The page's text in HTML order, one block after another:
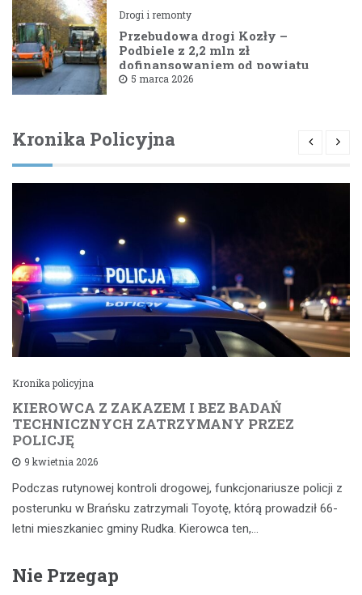
Drogi i remonty
Przebudowa drogi Kozły –
Podbiele z 2,2 mln zł
dofinansowaniem od powiatu
bielskiego
5 marca 2026
Kronika Policyjna
Kronika policyjna
KIEROWCA Z ZAKAZEM I BEZ BADAŃ
TECHNICZNYCH ZATRZYMANY PRZEZ
POLICJĘ
9 kwietnia 2026
Podczas rutynowej kontroli drogowej, funkcjonariusze policji z
posterunku w Brańsku zatrzymali Toyotę, którą prowadził 66-
letni mieszkaniec gminy Rudka. Kierowca ten,…
Nie Przegap